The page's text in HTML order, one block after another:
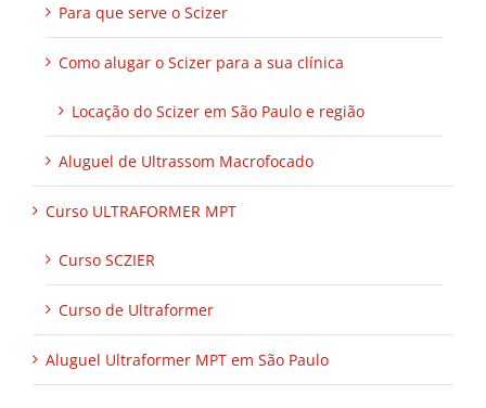
Para que serve o Scizer
Como alugar o Scizer para a sua clínica
Locação do Scizer em São Paulo e região
Aluguel de Ultrassom Macrofocado
Curso ULTRAFORMER MPT
Curso SCZIER
Curso de Ultraformer
Aluguel Ultraformer MPT em São Paulo